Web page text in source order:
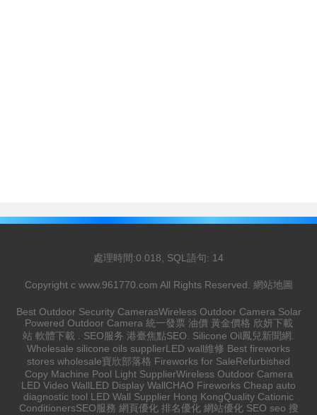
處理時間:0.018, SQL語句: 14
Copyright c www.961770.com All Rights Reserved. 網站地圖
Best Outdoor Security CamerasWireless Outdoor Camera Solar
Powered Outdoor Camera 統一發票 油價 黃金價格 欣妍下載
站 軟體下載 SEO服务 港臺焦點SEO Silicone Oil 鳳兒新聞網
Wholesale silicone oils supplierLED wall維修 Best fireworks
stores wholesale寶欣部落格 Fireworks for SaleRefurbished
Copy Machine Pool Light SupplierWireless Outdoor Camera
LED Video WallLED Display WallCHAO Fireworks Cheap auto
diagnostic tool LED Wall Supplier Hong KongQuality Cationic
ConditionersSEO服務 網頁優化 排名優化 網站優化 SEO seo 搜